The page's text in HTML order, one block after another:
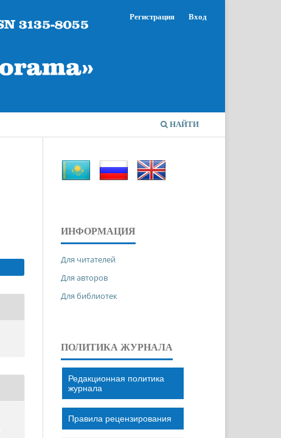
НАЙТИ
Регистрация Вход
ИНФОРМАЦИЯ
Для читателей
Для авторов
Для библиотек
ПОЛИТИКА ЖУРНАЛА
Редакционная политика
журнала
Правила рецензирования